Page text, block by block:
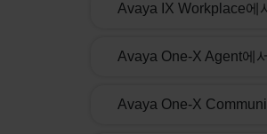
Avaya IX Workplace에
Avaya One-X Agent에
Avaya One-X